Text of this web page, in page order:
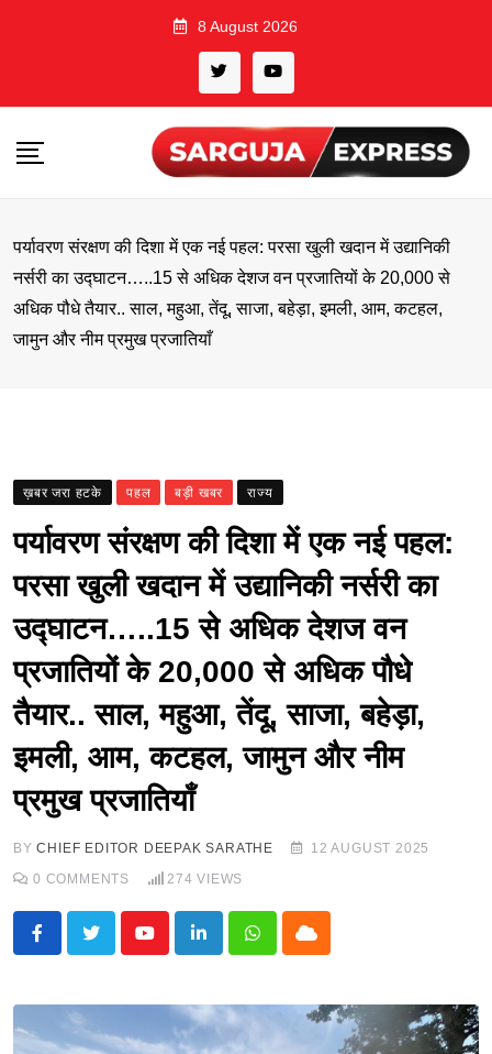
8 August 2026
पर्यावरण संरक्षण की दिशा में एक नई पहल: परसा खुली खदान में उद्यानिकी
नर्सरी का उद्घाटन…..15 से अधिक देशज वन प्रजातियों के 20,000 से
अधिक पौधे तैयार.. साल, महुआ, तेंदू, साजा, बहेड़ा, इमली, आम, कटहल,
जामुन और नीम प्रमुख प्रजातियाँ
ख़बर जरा हटके पहल बड़ी खबर राज्य
पर्यावरण संरक्षण की दिशा में एक नई पहल:
परसा खुली खदान में उद्यानिकी नर्सरी का
उद्घाटन…..15 से अधिक देशज वन
प्रजातियों के 20,000 से अधिक पौधे
तैयार.. साल, महुआ, तेंदू, साजा, बहेड़ा,
इमली, आम, कटहल, जामुन और नीम
प्रमुख प्रजातियाँ
BYCHIEF EDITOR DEEPAK SARATHE
12 AUGUST 2025
0 COMMENTS 274 VIEWS
LinkedInWhatsappCloud